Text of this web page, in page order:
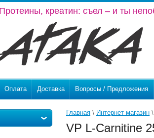
Протеины, креатин: съел – и ты
Оплата Доставка Вопросы / Предложения
Главная \ Интернет магазин
VP L-Carnitine